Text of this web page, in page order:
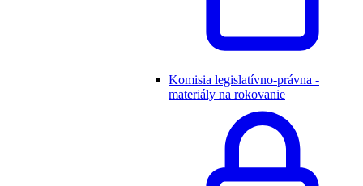
Komisia legislatívno-právna -
materiály na rokovanie